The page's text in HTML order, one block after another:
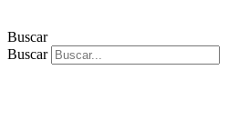
Buscar
Buscar